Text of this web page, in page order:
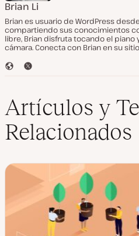
Brian Li
Brian es usuario de WordPress
compartiendo sus conocimientos
libre, Brian disfruta tocando el piano
cámara. Conecta con Brian en su
S
o
w
e
b
T
t
r
Artículos y
Relacionados